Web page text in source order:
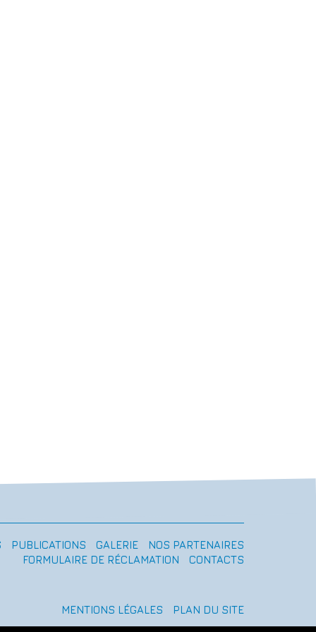
PUBLICATIONS GALERIE
NOS PARTENAIRES
FORMULAIRE DE RÉCLAMATION
CONTACTS
MENTIONS LÉGALES PLAN DU SITE